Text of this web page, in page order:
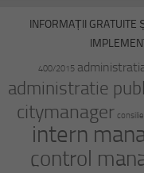
INFORMAȚII GRATUITE
400/2015
administratie
citymanager
intern
control